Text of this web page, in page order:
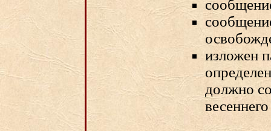
изложен
должно